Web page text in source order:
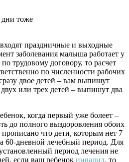
тоже
праздничные и выходные
заболевания малыша работает у
трудовому договору, то расчет
по численности рабочих
двое детей – вам выпишут
или трех детей – выпишут два
когда первый уже болеет –
до полного выздоровления обоих
прописано что дети, которым нет 7
60-дневной лечебный период. Для
период лечения не
если ваш ребенок инвалид, то